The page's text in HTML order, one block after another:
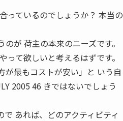
っているのでしょうか？ 本当の
が 荷主の本来のニーズです。
て欲しいと考えるはずです。
が最もコストが安い」と いう自
2005 46 きではないでしょう
あれば、どのアクティビティ